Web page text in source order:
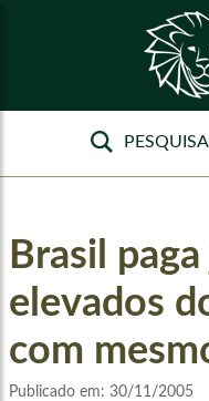
Brasil
elevados
com
Publicado em: 30/11/2005